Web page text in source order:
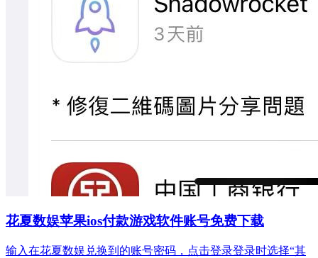
花夏数娱苹果ios付款游戏软件账号免费下载
输入在花夏数娱兑换到的账号密码，点击登录登录时选择“其